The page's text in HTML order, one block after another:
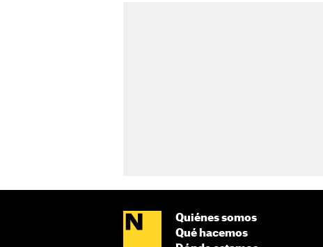
Quiénes somos
Qué hacemos